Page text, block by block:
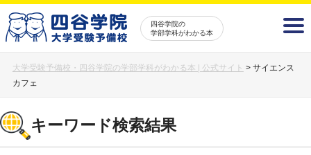
四谷学院の
学部学科がわかる本
大学受験予備校・四谷学院の学部学科がわかる本 | 公式サイト > サイエンス
カフェ
キーワード検索結果